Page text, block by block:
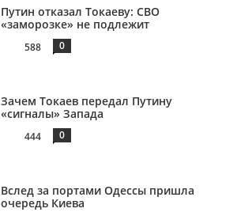
Путин отказал Токаеву: СВО
«заморозке» не подлежит
588 0
Зачем Токаев передал Путину
«сигналы» Запада
444 0
Вслед за портами Одессы пришла
очередь Киева